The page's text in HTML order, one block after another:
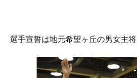
選手宣誓は地元希望ヶ丘の男女主将